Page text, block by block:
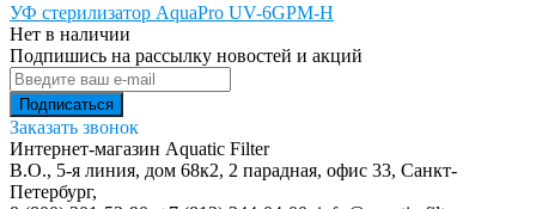
УФ стерилизатор AquaPro UV-6GPM-H
Нет в наличии
Подпишись на рассылку новостей и акций
Заказать звонок
Интернет-магазин Aquatic Filter
В.О., 5-я линия, дом 68к2, 2 парадная, офис 33, Санкт-
Петербург,